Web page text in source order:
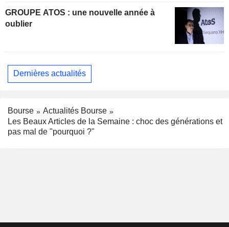
GROUPE ATOS : une nouvelle année à
oublier
Dernières actualités
Bourse
Actualités Bourse
Les Beaux Articles de la Semaine : choc des générations et
pas mal de "pourquoi ?"